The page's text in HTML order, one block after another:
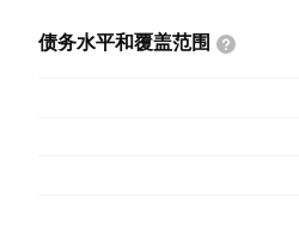
债务水平和覆盖范围